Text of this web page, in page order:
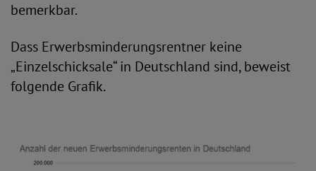
bemerkbar.
Dass Erwerbsminderungsrentner keine
„Einzelschicksale“ in Deutschland sind, beweist
folgende Grafik.